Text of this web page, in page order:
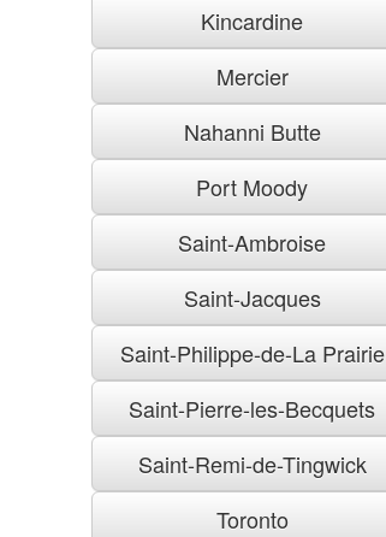
Kincardine
Mercier
Nahanni Butte
Port Moody
Saint-Ambroise
Saint-Jacques
Saint-Philippe-de-La Prairie
Saint-Pierre-les-Becquets
Saint-Remi-de-Tingwick
Toronto